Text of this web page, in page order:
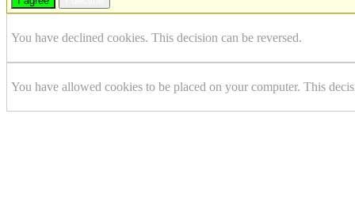
You have declined cookies. This decision can be reversed.
You have allowed cookies to be placed on your computer. This